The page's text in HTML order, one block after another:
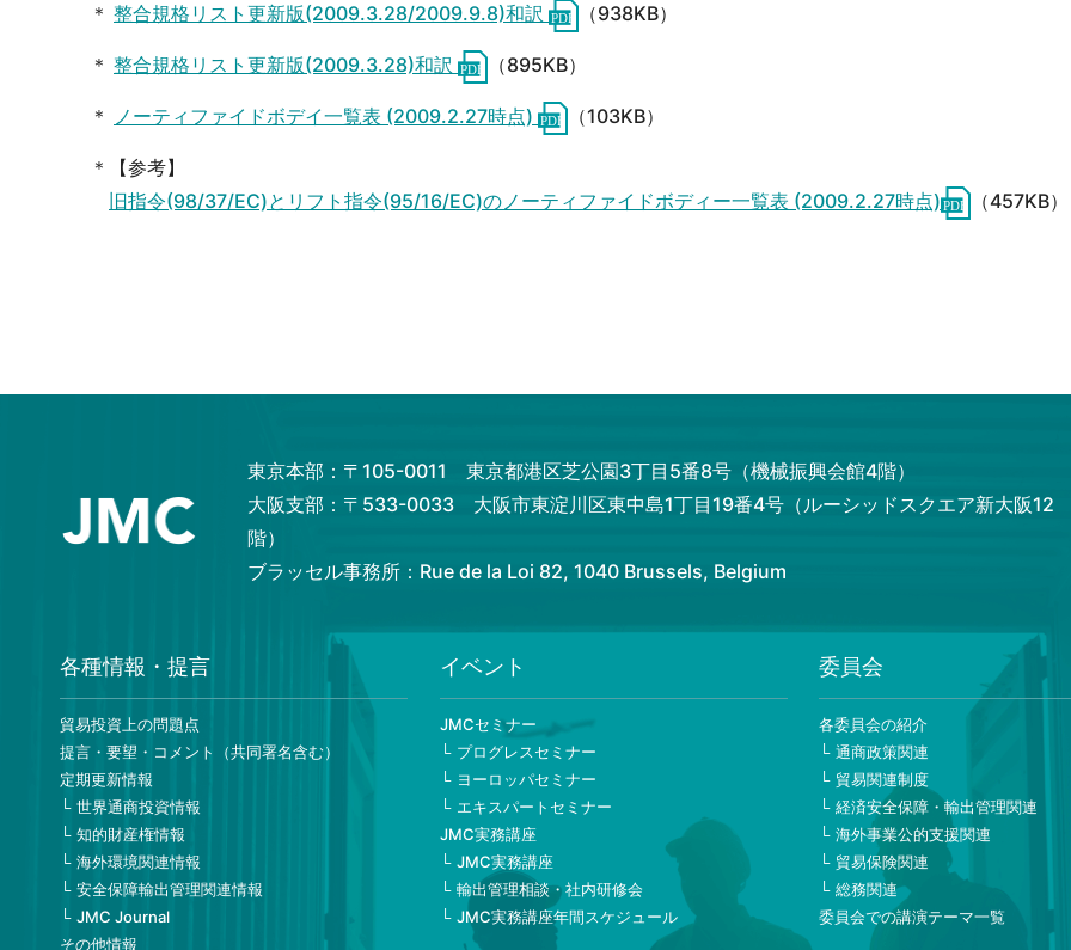
＊ 整合規格リスト更新版(2009.3.28/2009.9.8)和訳 （938KB）
＊ 整合規格リスト更新版(2009.3.28)和訳 （895KB）
＊ ノーティファイドボデイ一覧表 (2009.2.27時点) （103KB）
＊【参考】
旧指令(98/37/EC)とリフト指令(95/16/EC)のノーティファイドボディー一覧表 (2009.2.27時点)
（457KB）
東京本部：〒105-0011 東京都港区芝公園3丁目5番8号（機械振興会館4階）
大阪支部：〒533-0033 大阪市東淀川区東中島1丁目19番4号（ルーシッドスクエア新大阪12
階）
ブラッセル事務所：Rue de la Loi 82, 1040 Brussels, Belgium
各種情報・提言
貿易投資上の問題点
提言・要望・コメント（共同署名含む）
定期更新情報
世界通商投資情報
知的財産権情報
海外環境関連情報
安全保障輸出管理関連情報
JMC Journal
その他情報
イベント
JMCセミナー
プログレスセミナー
ヨーロッパセミナー
エキスパートセミナー
JMC実務講座
JMC実務講座
輸出管理相談・社内研修会
JMC実務講座年間スケジュール
委員会
各委員会の紹介
通商政策関連
貿易関連制度
経済安全保障・輸出管理関連
海外事業公的支援関連
貿易保険関連
総務関連
委員会での講演テーマ一覧